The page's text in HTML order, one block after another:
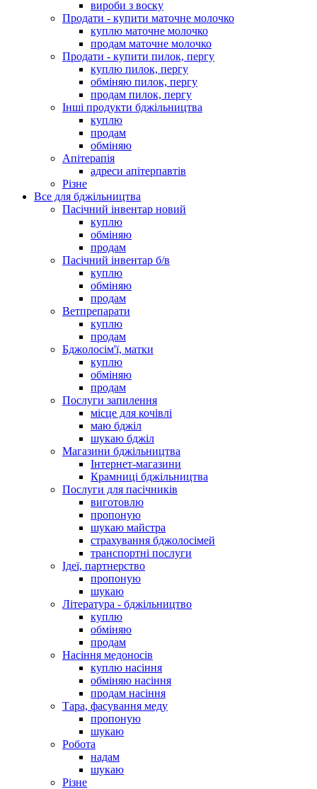
вироби з воску
Продати - купити маточне молочко
куплю маточне молочко
продам маточне молочко
Продати - купити пилок, пергу
куплю пилок, пергу
обміняю пилок, пергу
продам пилок, пергу
Інші продукти бджільництва
куплю
продам
обміняю
Апітерапія
адреси апітерпавтів
Різне
Все для бджільництва
Пасічний інвентар новий
куплю
обміняю
продам
Пасічний інвентар б/в
куплю
обміняю
продам
Ветпрепарати
куплю
продам
Бджолосім'ї, матки
куплю
обміняю
продам
Послуги запилення
місце для кочівлі
маю бджіл
шукаю бджіл
Магазини бджільництва
Інтернет-магазини
Крамниці бджільництва
Послуги для пасічників
виготовлю
пропоную
шукаю майстра
страхування бджолосімей
транспортні послуги
Ідеї, партнерство
пропоную
шукаю
Література - бджільництво
куплю
обміняю
продам
Насіння медоносів
куплю насіння
обміняю насіння
продам насіння
Тара, фасування меду
пропоную
шукаю
Робота
надам
шукаю
Різне